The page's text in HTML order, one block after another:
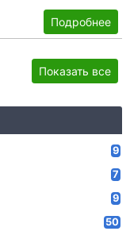
9
7
9
50
Подробнее
Показать все